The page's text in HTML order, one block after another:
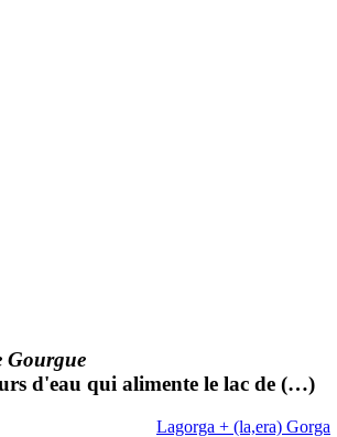
Gourgue
d'eau qui alimente le lac de (…)
Lagorga + (la,era) Gorga